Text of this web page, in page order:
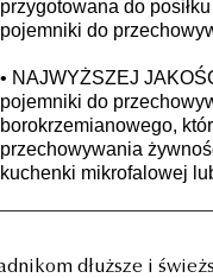
przygotowana do
pojemniki do
• NAJWYŻSZEJ
pojemniki do
borokrzemianowego,
przechowywania
kuchenki mikrofalowej
dłuższe i